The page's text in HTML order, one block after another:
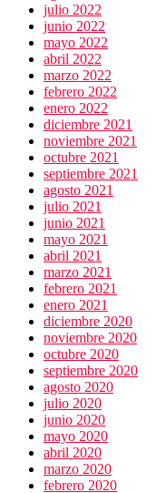
julio 2022
junio 2022
mayo 2022
abril 2022
marzo 2022
febrero 2022
enero 2022
diciembre 2021
noviembre 2021
octubre 2021
septiembre 2021
agosto 2021
julio 2021
junio 2021
mayo 2021
abril 2021
marzo 2021
febrero 2021
enero 2021
diciembre 2020
noviembre 2020
octubre 2020
septiembre 2020
agosto 2020
julio 2020
junio 2020
mayo 2020
abril 2020
marzo 2020
febrero 2020